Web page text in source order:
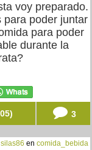
voy preparado.
para poder juntar
para poder
durante la
3
silas86 en comida_bebida